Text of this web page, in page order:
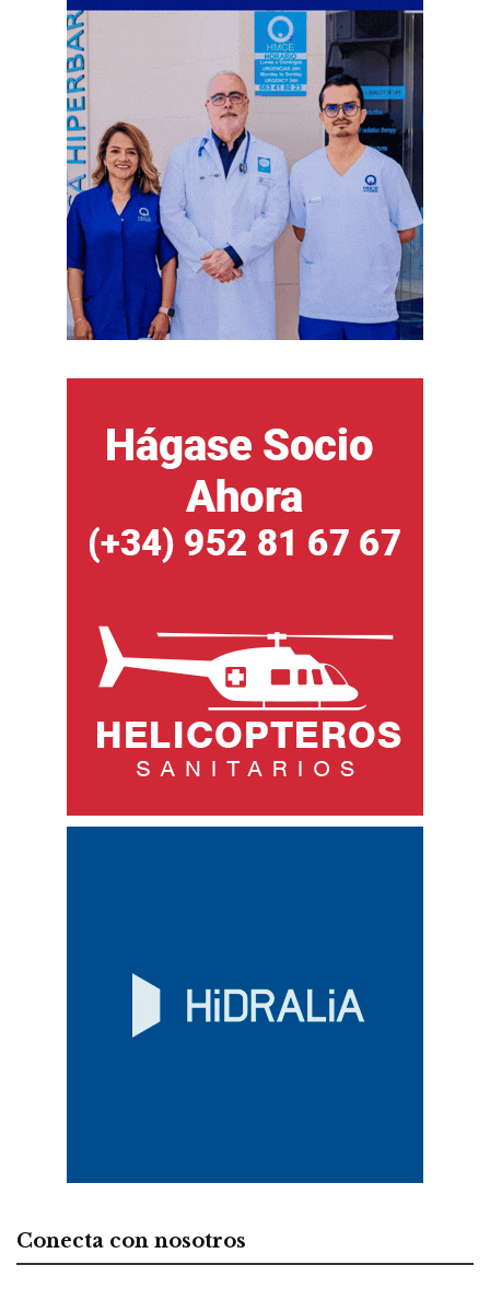
Conecta con nosotros